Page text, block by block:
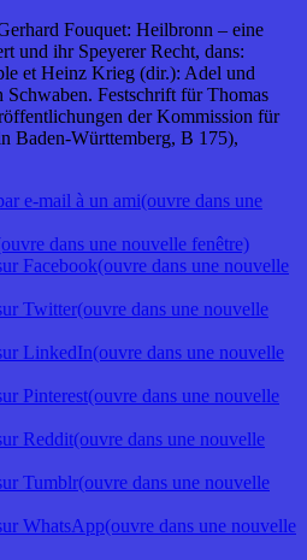
Fouquet: Heilbronn – eine
und ihr Speyerer Recht, dans:
et Heinz Krieg (dir.): Adel und
Festschrift für Thomas
der Kommission für
Baden-Württemberg, B 175),
e-mail à un ami(ouvre dans une
dans une nouvelle fenêtre)
Facebook(ouvre dans une nouvelle
Twitter(ouvre dans une nouvelle
LinkedIn(ouvre dans une nouvelle
Pinterest(ouvre dans une nouvelle
Reddit(ouvre dans une nouvelle
Tumblr(ouvre dans une nouvelle
WhatsApp(ouvre dans une nouvelle